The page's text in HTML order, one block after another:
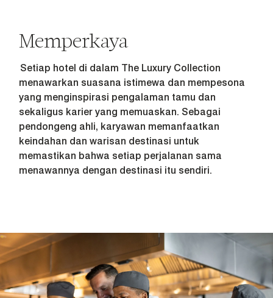
Memperkaya
Setiap hotel di dalam The Luxury Collection
menawarkan suasana istimewa dan mempesona
yang menginspirasi pengalaman tamu dan
sekaligus karier yang memuaskan. Sebagai
pendongeng ahli, karyawan memanfaatkan
keindahan dan warisan destinasi untuk
memastikan bahwa setiap perjalanan sama
menawannya dengan destinasi itu sendiri.